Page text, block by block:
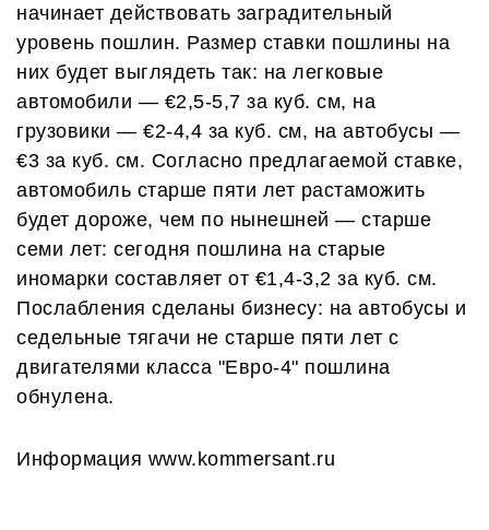
начинает действовать заградительный
уровень пошлин. Размер ставки пошлины на
них будет выглядеть так: на легковые
автомобили — €2,5-5,7 за куб. см, на
грузовики — €2-4,4 за куб. см, на автобусы —
€3 за куб. см. Согласно предлагаемой ставке,
автомобиль старше пяти лет растаможить
будет дороже, чем по нынешней — старше
семи лет: сегодня пошлина на старые
иномарки составляет от €1,4-3,2 за куб. см.
Послабления сделаны бизнесу: на автобусы и
седельные тягачи не старше пяти лет с
двигателями класса "Евро-4" пошлина
обнулена.
Информация www.kommersant.ru